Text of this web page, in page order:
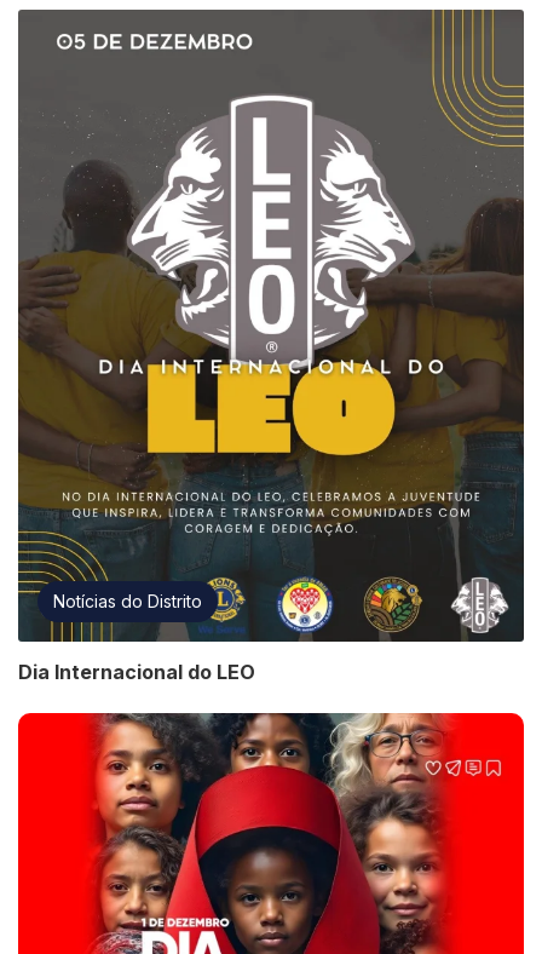
Notícias do Distrito
Dia Internacional do LEO